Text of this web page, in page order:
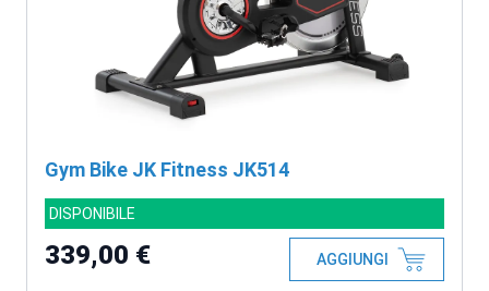
Gym Bike JK Fitness JK514
DISPONIBILE
339,00 € AGGIUNGI